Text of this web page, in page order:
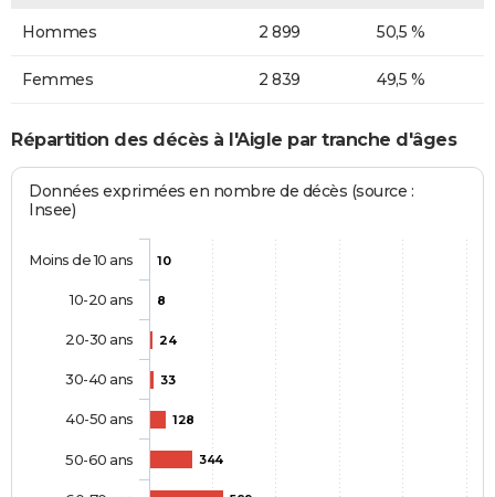
Hommes 2 899 50,5 %
Femmes 2 839 49,5 %
Répartition des décès à l'Aigle par tranche d'âges
Données exprimées en nombre de décès (source :
Insee)
10
8
24
33
128
344
Moins de 10 ans
10-20 ans
20-30 ans
30-40 ans
40-50 ans
50-60 ans